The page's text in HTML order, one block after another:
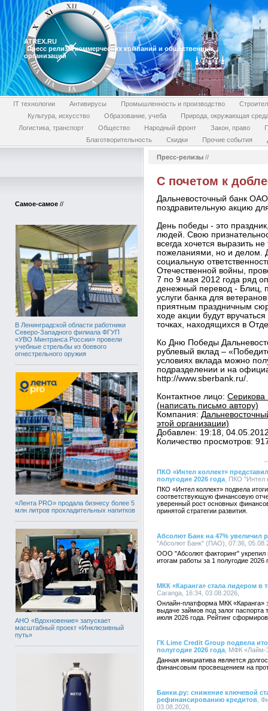
ATREX.RU
Пресс релизы коммерческих компаний и общественных
организаций
IT технологии Антивирусы Промышленность и производство
Культура, искусство
Образование, учеба
Природа, окружающая
Логистика, транспорт
Общество Народный фронт Закон, право
Благотворительность
Скидки Прочие события
Самое-самое //
В Ленинградской области работники
Северо-Западного филиала ФГУП
«УВО Минтранса России» провели
учебные стрельбы из боевого
огнестрельного оружия
«Лента PRO» продала бизнесу более 5
млн литров прохладительных напитков
АНО «Вдохновение» запускает
масштабный проект «Инклюзивный
путь»
Пресс-релизы //
С почетом к
Дальневосточный банк
поздравительную акцию
День победы - это
людей. Свою
всегда хочется выразить
пожеланиями, но и делом.
социальную
Отечественной войны,
7 по 9 мая 2012 года ряд
денежный перевод - Блиц,
услуги банка для
приятным праздничным
ходе акции будут
точках, находящихся в
Ко Дню Победы
рублевый вклад –
условиях вклада можно
подразделении и на
http://www.sberbank.ru/.
Контактное лицо: Серикова
(написать письмо автору)
Компания:
этой организации)
Добавлен: 19:18,
Количество просмотров:
ПКО «Интел коллект»
полугодие 2026 года , ПКО "Интел
ПКО «Интел коллект» подвела
соответствующую финансовую
уверенный рост основных
принятой стратегии развития.
Абсолют Банк на 47% увеличил
"Абсолют Банк" (ПАО), 07:36,
ООО "Абсолют факторинг" укрепил
итогам работы за 1 полугодие 2026
МКК «Каранга» стала лидером в
Caranga, 16:34, 03.08.2026,
Онлайн-платформа МКК «Каранга»
выдаче займов под залог паспорта
июля 2026 года. Рейтинг
ГК Lime Credit Group подвела
полугодие 2026 года , МФК
Данная инициатива является
финансовым просвещением на
Банки.ру: снижение ключевой
рефинансированию кредитов ,
03.08.2026,